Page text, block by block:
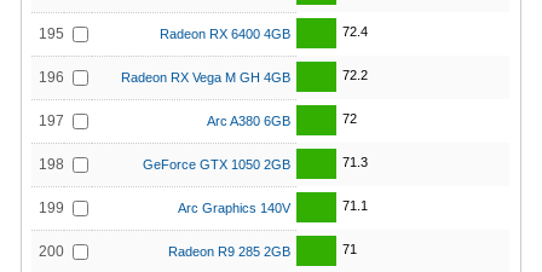
195 Radeon RX 6400 4GB 72.4
196 Radeon RX Vega M GH 4GB 72.2
197 Arc A380 6GB 72
198 GeForce GTX 1050 2GB 71.3
199 Arc Graphics 140V 71.1
200 Radeon R9 285 2GB 71